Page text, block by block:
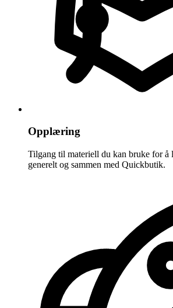
Opplæring
Tilgang til materiell du kan bruke for å
generelt og sammen med Quickbutik.